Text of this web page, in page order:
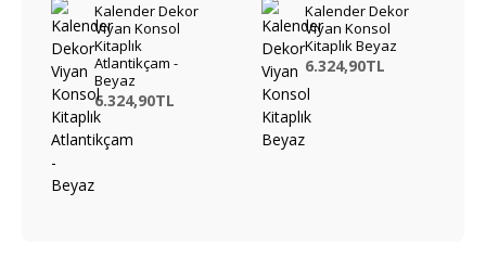
Kalender Dekor
Viyan Konsol
Kitaplık
Atlantikçam -
Beyaz
6.324,90TL
Kalender Dekor
Viyan Konsol
Kitaplık Beyaz
6.324,90TL